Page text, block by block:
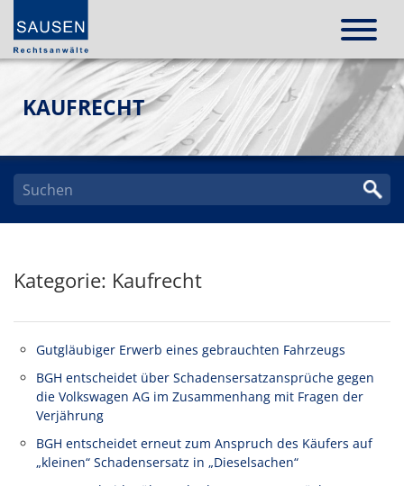
KAUFRECHT
Kategorie: Kaufrecht
Gutgläubiger Erwerb eines gebrauchten Fahrzeugs
BGH entscheidet über Schadensersatzansprüche gegen
die Volkswagen AG im Zusammenhang mit Fragen der
Verjährung
BGH entscheidet erneut zum Anspruch des Käufers auf
„kleinen“ Schadensersatz in „Dieselsachen“